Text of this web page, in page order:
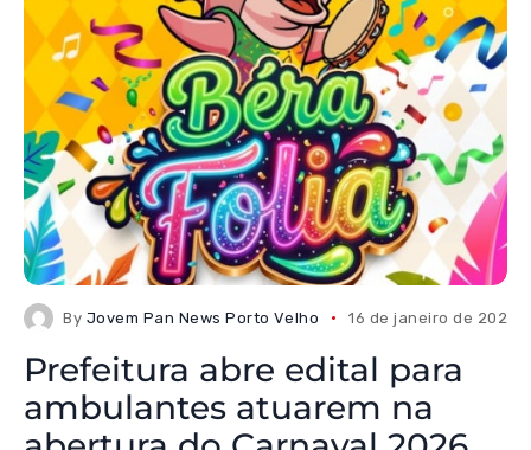
By Jovem Pan News Porto Velho 16 de janeiro de 2026
Prefeitura abre edital para
ambulantes atuarem na